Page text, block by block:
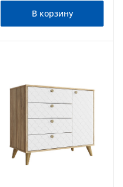
В корзину